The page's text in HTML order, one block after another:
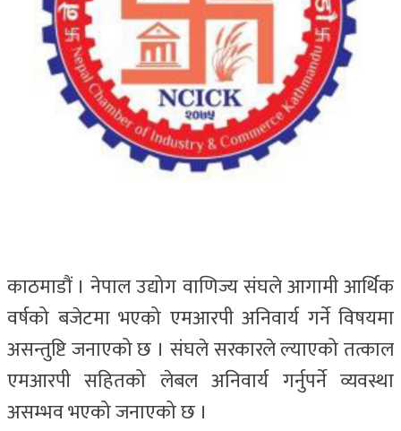
काठमाडौं । नेपाल उद्योग वाणिज्य संघले आगामी आर्थिक
वर्षको बजेटमा भएको एमआरपी अनिवार्य गर्ने विषयमा
असन्तुष्टि जनाएको छ । संघले सरकारले ल्याएको तत्काल
एमआरपी सहितको लेबल अनिवार्य गर्नुपर्ने व्यवस्था
असम्भव भएको जनाएको छ ।